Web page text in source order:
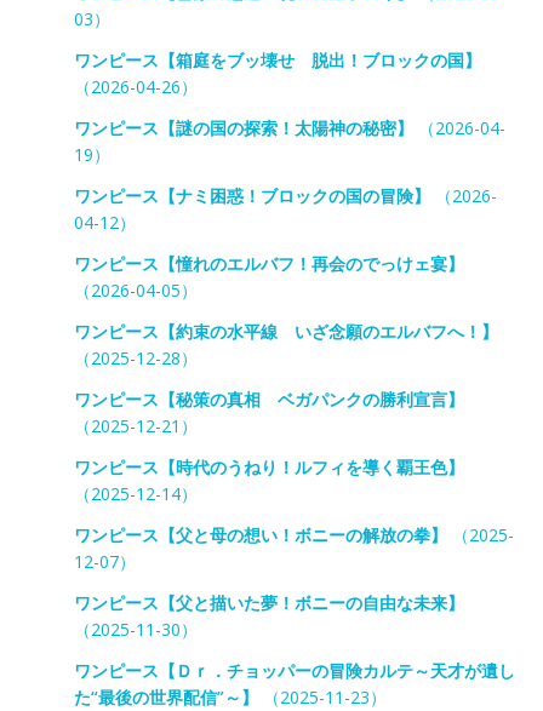
03）
ワンピース【箱庭をブッ壊せ 脱出！ブロックの国】
（2026-04-26）
ワンピース【謎の国の探索！太陽神の秘密】
（2026-04-
19）
ワンピース【ナミ困惑！ブロックの国の冒険】
（2026-
04-12）
ワンピース【憧れのエルバフ！再会のでっけェ宴】
（2026-04-05）
ワンピース【約束の水平線 いざ念願のエルバフへ！】
（2025-12-28）
ワンピース【秘策の真相 ベガパンクの勝利宣言】
（2025-12-21）
ワンピース【時代のうねり！ルフィを導く覇王色】
（2025-12-14）
ワンピース【父と母の想い！ボニーの解放の拳】
（2025-
12-07）
ワンピース【父と描いた夢！ボニーの自由な未来】
（2025-11-30）
ワンピース【Ｄｒ．チョッパーの冒険カルテ～天才が遺し
た“最後の世界配信”～】
（2025-11-23）